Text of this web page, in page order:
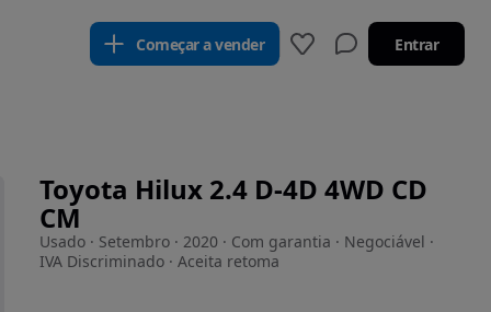
Começar a vender Entrar
Toyota Hilux 2.4 D-4D 4WD CD
CM
Usado · Setembro · 2020 · Com garantia · Negociável ·
IVA Discriminado · Aceita retoma